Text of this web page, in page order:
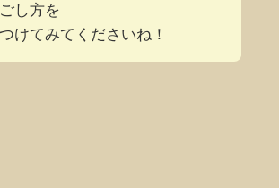
し方を
けてみてくださいね！